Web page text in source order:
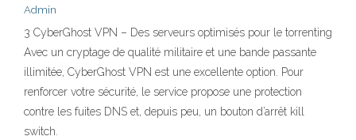
Admin
3 CyberGhost VPN – Des serveurs optimisés pour le torrenting
Avec un cryptage de qualité militaire et une bande passante
illimitée, CyberGhost VPN est une excellente option. Pour
renforcer votre sécurité, le service propose une protection
contre les fuites DNS et, depuis peu, un bouton d’arrêt kill
switch.